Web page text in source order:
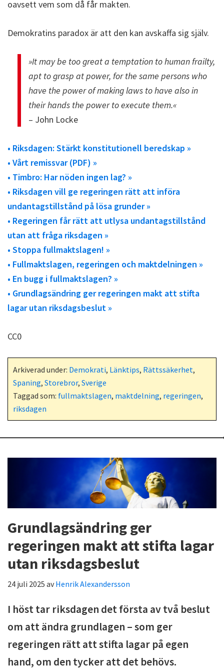
oavsett vem som då får makten.
Demokratins paradox är att den kan avskaffa sig själv.
»It may be too great a temptation to human frailty,
apt to grasp at power, for the same persons who
have the power of making laws to have also in
their hands the power to execute them.«
– John Locke
• Riksdagen: Stärkt konstitutionell beredskap »
• Vårt remissvar (PDF) »
• Timbro: Har nöden ingen lag? »
• Riksdagen vill ge regeringen rätt att införa
undantagstillstånd på lösa grunder »
• Regeringen får rätt att utlysa undantagstillstånd
utan att fråga riksdagen »
• Stoppa fullmaktslagen! »
• Fullmaktslagen, regeringen och maktdelningen »
• En bugg i fullmaktslagen? »
• Grundlagsändring ger regeringen makt att stifta
lagar utan riksdagsbeslut »
CC0
Arkiverad under: Demokrati, Länktips, Rättssäkerhet,
Spaning, Storebror, Sverige
Taggad som: fullmaktslagen, maktdelning, regeringen,
riksdagen
Grundlagsändring ger
regeringen makt att stifta lagar
utan riksdagsbeslut
24 juli 2025 avHenrik Alexandersson
I höst tar riksdagen det första av två beslut
om att ändra grundlagen – som ger
regeringen rätt att stifta lagar på egen
hand, om den tycker att det behövs.